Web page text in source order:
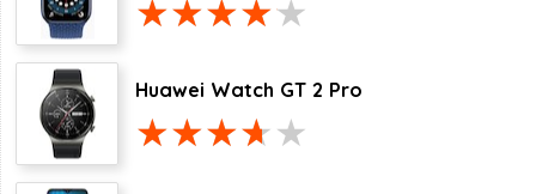
Huawei Watch GT 2 Pro